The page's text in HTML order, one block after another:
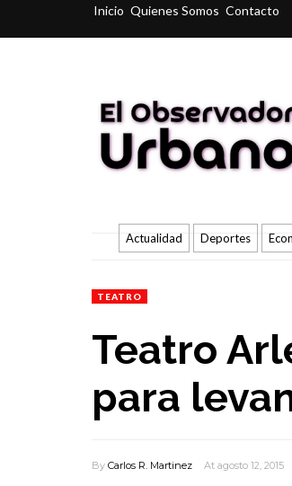
Inicio Quienes Somos Contacto
Actualidad Deportes
TEATRO
Teatro
para
By Carlos R. Martinez At agosto 12, 2015